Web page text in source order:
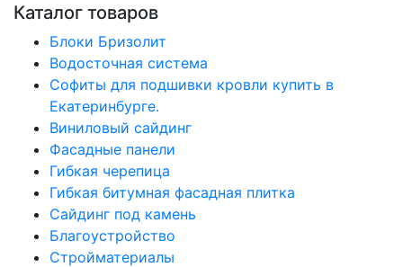
Каталог товаров
Блоки Бризолит
Водосточная система
Софиты для подшивки кровли купить в
Екатеринбурге.
Виниловый сайдинг
Фасадные панели
Гибкая черепица
Гибкая битумная фасадная плитка
Сайдинг под камень
Благоустройство
Стройматериалы